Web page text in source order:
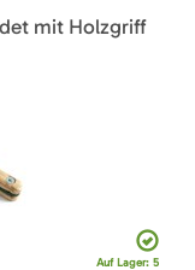
mit Holzgriff
Auf Lager: 5